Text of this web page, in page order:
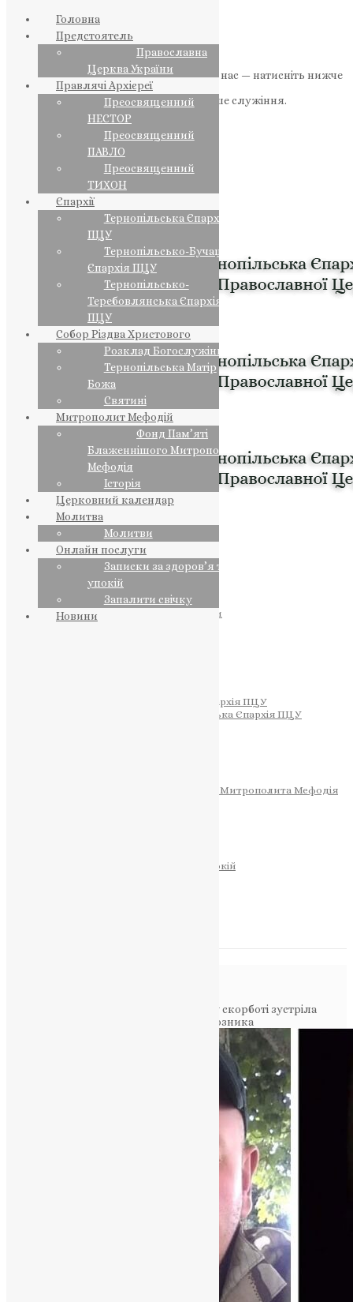
Якщо маєте можливість, підтримайте нас — натисніть нижче
«Пожертва».
Ваша допомога зміцнює наше служіння.
НАШ ТЕЛЕГРАМ
ПРЕДСТОЯТЕЛЬ
Православна Церква України
Тернопільсько-Бучацька Єпархія ПЦУ
Тернопільсько-Теребовлянська Єпархія ПЦУ
Фонд Пам’яті Блаженнішого Митрополита Мефодія
Записки за здоров’я та за упокій
Залозецька громада у скорботі зустріла
полеглого воїна-земляка Андрія Поврозника
Головна
Предстоятель
Православна
Церква України
Правлячі Архієреї
Преосвященний
НЕСТОР
Преосвященний
ПАВЛО
Преосвященний
ТИХОН
Єпархії
Тернопільська Єпархія
ПЦУ
Тернопільсько-Бучацька
Єпархія ПЦУ
Тернопільсько-
Теребовлянська Єпархія
ПЦУ
Собор Різдва Христового
Розклад Богослужінь
Тернопільська Матір
Божа
Святині
Митрополит Мефодій
Фонд Пам’яті
Блаженнішого Митрополита
Мефодія
Історія
Церковний календар
Молитва
Молитви
Онлайн послуги
Записки за здоров’я та за
упокій
Запалити свічку
Новини